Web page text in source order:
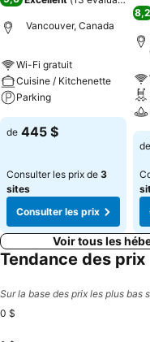
Vancouver, Canada
Wi-Fi gratuit
Cuisine / Kitchenette
Parking
de 445 $
Consulter les prix de 3
sites
Consulter les prix
8,2
de
Voir tous les
Tendance des prix
Sur la base des prix les plus bas
0 $